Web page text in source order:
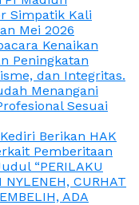
Simpatik Kali
Mei 2026
Kenaikan
Peningkatan
dan Integritas.
Menangani
Sesuai
Berikan HAK
Pemberitaan
“PERILAKU
NYLENEH, CURHAT
ADA